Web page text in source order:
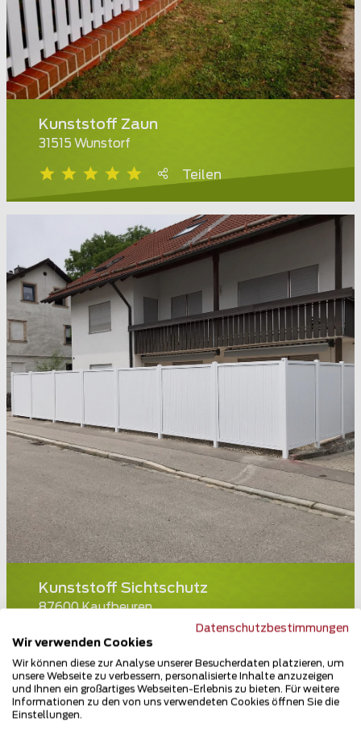
Kunststoff Zaun
31515 Wunstorf
Teilen
Kunststoff Sichtschutz
87600 Kaufbeuren
Datenschutzbestimmungen
Wir verwenden Cookies
Wir können diese zur Analyse unserer Besucherdaten platzieren, um
unsere Webseite zu verbessern, personalisierte Inhalte anzuzeigen
und Ihnen ein großartiges Webseiten-Erlebnis zu bieten. Für weitere
Informationen zu den von uns verwendeten Cookies öffnen Sie die
Einstellungen.